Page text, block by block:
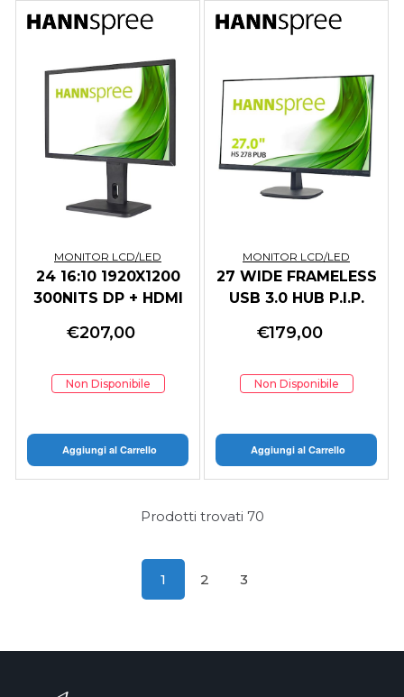
MONITOR LCD/LED
24 16:10 1920X1200
300NITS DP + HDMI
€207,00
Non Disponibile
Aggiungi al Carrello
MONITOR LCD/LED
27 WIDE FRAMELESS
USB 3.0 HUB P.I.P.
€179,00
Non Disponibile
Aggiungi al Carrello
Prodotti trovati 70
1 2 3